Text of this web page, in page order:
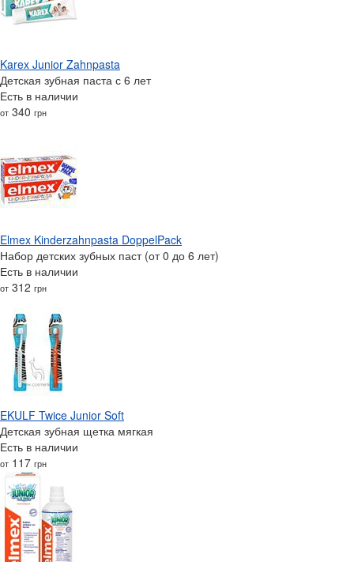
Karex Junior Zahnpasta
Детская зубная паста с 6 лет
Есть в наличии
от 340 грн
Elmex Kinderzahnpasta DoppelPack
Набор детских зубных паст (от 0 до 6 лет)
Есть в наличии
от 312 грн
EKULF Twice Junior Soft
Детская зубная щетка мягкая
Есть в наличии
от 117 грн